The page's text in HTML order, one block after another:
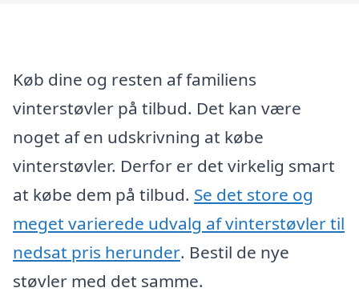
Køb dine og resten af familiens
vinterstøvler på tilbud. Det kan være
noget af en udskrivning at købe
vinterstøvler. Derfor er det virkelig smart
at købe dem på tilbud. Se det store og
meget varierede udvalg af vinterstøvler til
nedsat pris herunder. Bestil de nye
støvler med det samme.